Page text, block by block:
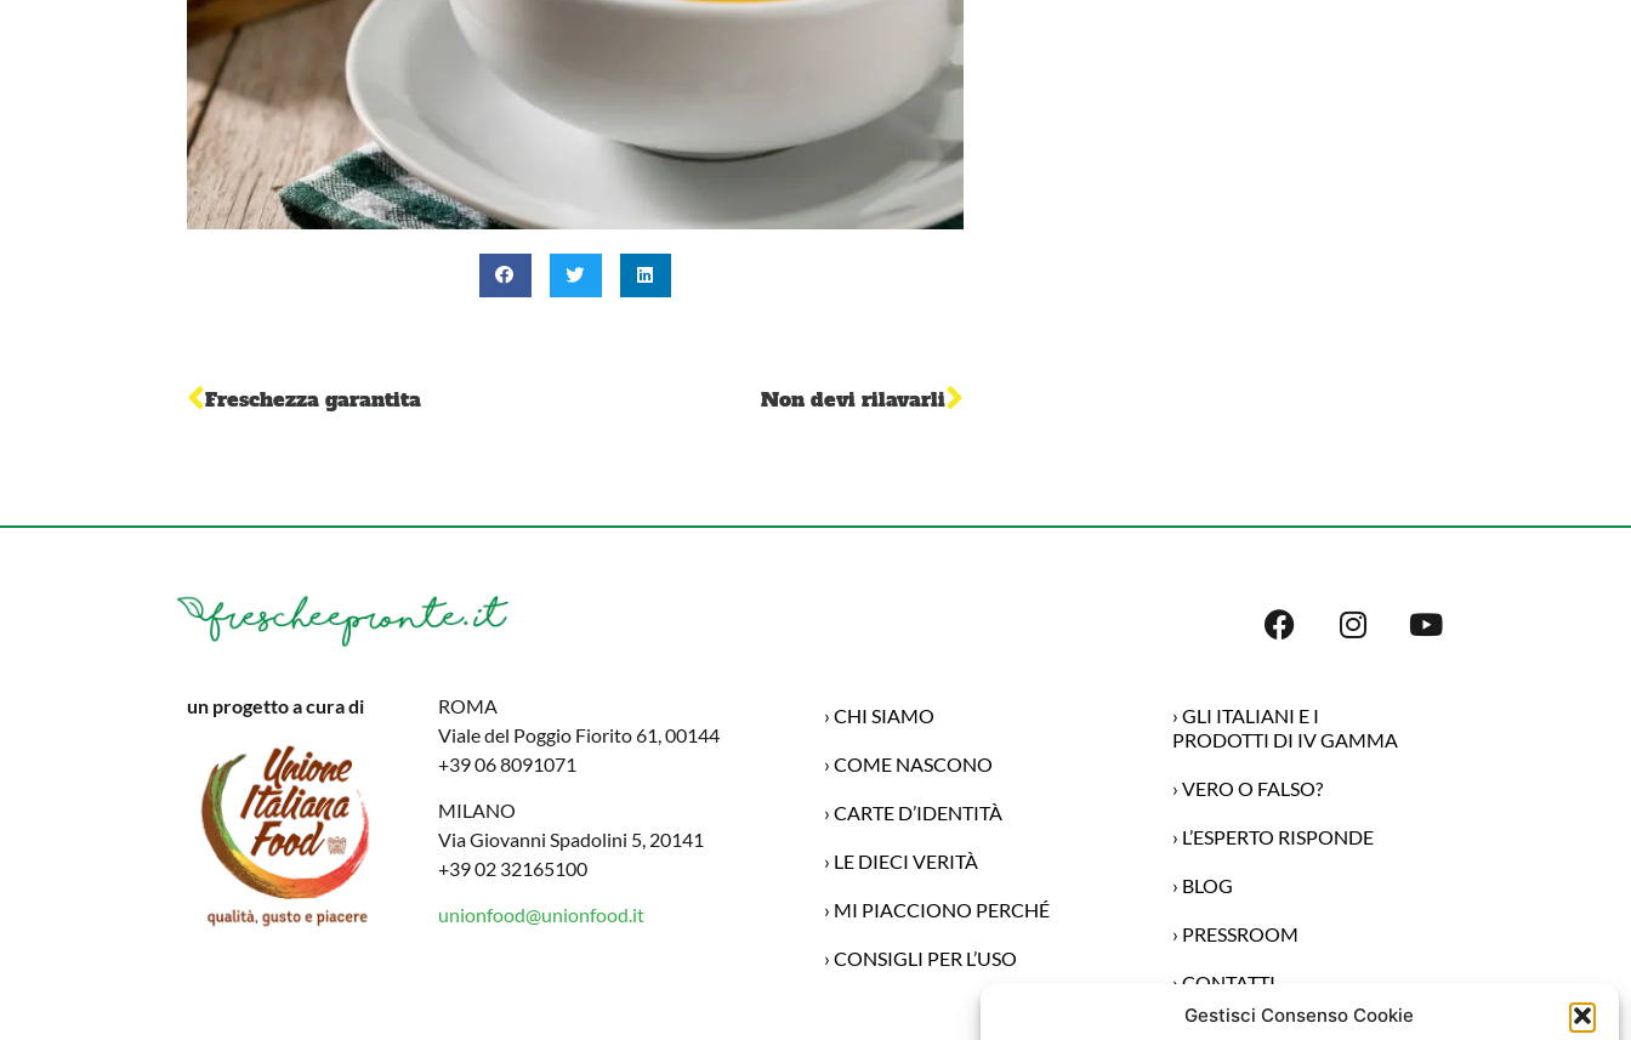
Gestisci Consenso Cookie
Freschezza garantita Non devi rilavarli
un progetto a cura di
ROMA
Viale del Poggio Fiorito 61, 00144
+39 06 8091071
MILANO
Via Giovanni Spadolini 5, 20141
+39 02 32165100
unionfood@unionfood.it
› CHI SIAMO
› COME NASCONO
› CARTE D’IDENTITÀ
› LE DIECI VERITÀ
› MI PIACCIONO PERCHÉ
› CONSIGLI PER L’USO
› GLI ITALIANI E I
PRODOTTI DI IV GAMMA
› VERO O FALSO?
› L’ESPERTO RISPONDE
› BLOG
› PRESSROOM
› CONTATTI